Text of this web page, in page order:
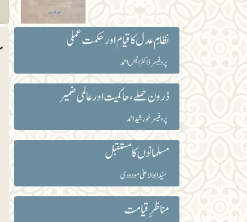
نظامِ عدل کا قیام اور حکمت عملی
پروفیسر ڈاکٹر انیس احمد
ڈرون حملے، حاکمیت اور عالمی ضمیر
پروفیسر خورشید احمد
مسلمانوں کا مستقبل
سیّد ابوالاعلیٰ مودودی
مناظرِ قیامت